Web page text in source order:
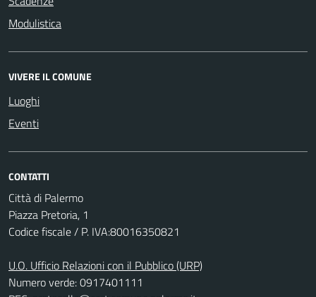
Modulistica
VIVERE IL COMUNE
Luoghi
Eventi
CONTATTI
Città di Palermo
Piazza Pretoria, 1
Codice fiscale / P. IVA:80016350821
U.O. Ufficio Relazioni con il Pubblico (URP)
Numero verde: 0917401111